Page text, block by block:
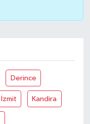
Derince
İzmit Kandira